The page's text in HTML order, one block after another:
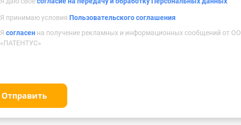
Я принимаю условия Пользовательского соглашения
Я согласен на получение рекламных и информационных сообщений от
«ПАТЕНТУС»
Отправить